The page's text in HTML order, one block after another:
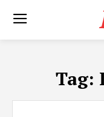
Tag: